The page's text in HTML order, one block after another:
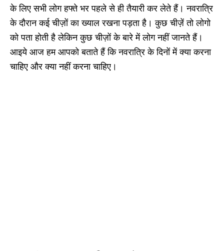
के लिए सभी लोग हफ्ते भर पहले से ही तैयारी कर लेते हैं। नवरात्रि
के दौरान कई चीज़ों का ख्याल रखना पड़ता है। कुछ चीज़ें तो लोगो
को पता होती है लेकिन कुछ चीज़ों के बारे में लोग नहीं जानते हैं।
आइये आज हम आपको बताते हैं कि नवरात्रि के दिनों में क्या करना
चाहिए और क्या नहीं करना चाहिए।